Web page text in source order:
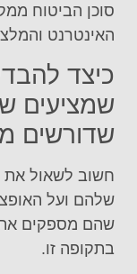
סוכן הביטוח
האינטרנט
כיצד
שמציעים
שדורשים
חשוב לשאול את
שלהם ועל
שהם מספקים את
בתקופה זו.